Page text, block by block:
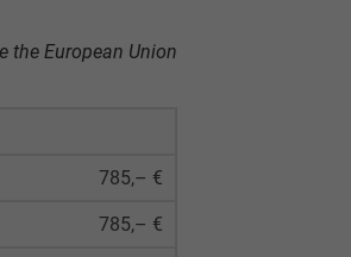
the European Union
785,– €
785,– €